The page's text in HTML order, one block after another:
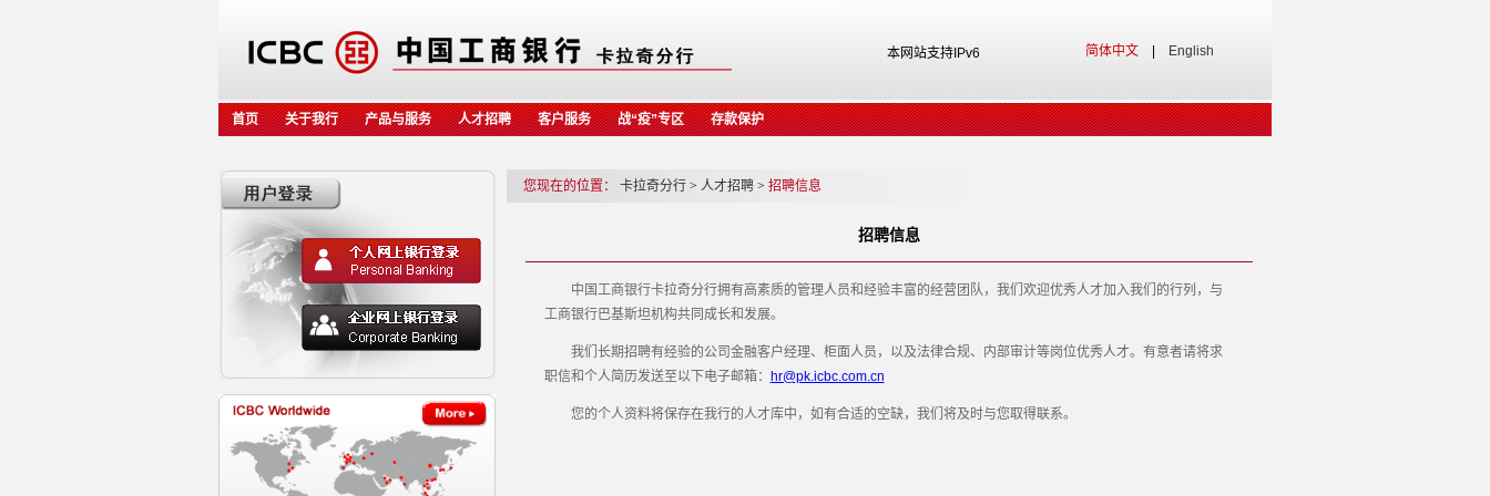
本网站支持IPv6 简体中文 English
首页 关于我行 产品与服务 人才招聘 客户服务 战“疫”专区 存款保护
您现在的位置： 卡拉奇分行 > 人才招聘 > 招聘信息
招聘信息
中国工商银行卡拉奇分行拥有高素质的管理人员和经验丰富的经营团队，我们欢迎优秀人才加入我们的行列，与
工商银行巴基斯坦机构共同成长和发展。
我们长期招聘有经验的公司金融客户经理、柜面人员，以及法律合规、内部审计等岗位优秀人才。有意者请将求
职信和个人简历发送至以下电子邮箱：
hr@pk.icbc.com.cn
您的个人资料将保存在我行的人才库中，如有合适的空缺，我们将及时与您取得联系。